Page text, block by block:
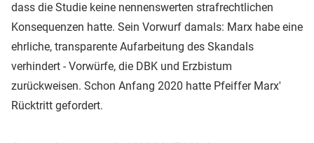
dass die Studie keine nennenswerten strafrechtlichen
Konsequenzen hatte. Sein Vorwurf damals: Marx habe eine
ehrliche, transparente Aufarbeitung des Skandals
verhindert - Vorwürfe, die DBK und Erzbistum
zurückweisen. Schon Anfang 2020 hatte Pfeiffer Marx'
Rücktritt gefordert.